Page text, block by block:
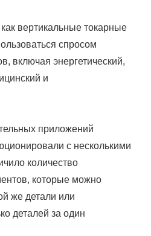
вертикальные токарные
спросом
включая энергетический,
и
приложений
с несколькими
количество
которые можно
же детали или
деталей за один